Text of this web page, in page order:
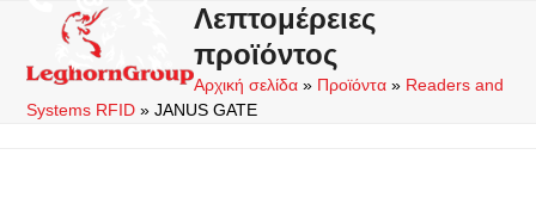
content
Open
mobile
menu
Close
mobile
menu
Λεπτομέρειες
προϊόντος
Αρχική σελίδα » Προϊόντα » Readers and
Systems RFID »JANUS GATE